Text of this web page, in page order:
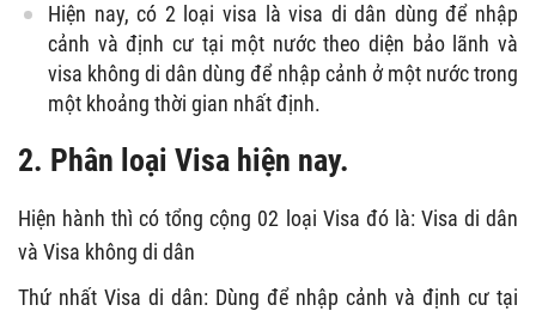
Hiện nay, có 2 loại visa là visa di dân dùng để nhập
cảnh và định cư tại một nước theo diện bảo lãnh và
visa không di dân dùng để nhập cảnh ở một nước trong
một khoảng thời gian nhất định.
2. Phân loại Visa hiện nay.
Hiện hành thì có tổng cộng 02 loại Visa đó là: Visa di dân
và Visa không di dân
Thứ nhất Visa di dân: Dùng để nhập cảnh và định cư tại